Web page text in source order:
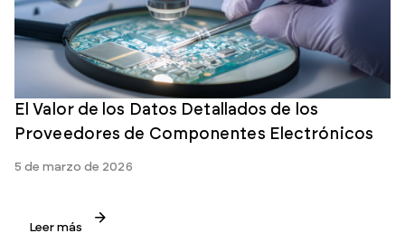
El Valor de los Datos Detallados de los
Proveedores de Componentes Electrónicos
5 de marzo de 2026
Leer más